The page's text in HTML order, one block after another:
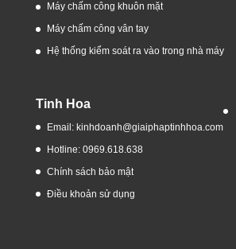
Máy chấm công khuôn mặt
Máy chấm công vân tay
Hệ thống kiểm soát ra vào trong nhà máy
Tinh Hoa
Email: kinhdoanh@giaiphaptinhhoa.com
Hotline: 0969.618.638
Chính sách bảo mật
Điều khoản sử dụng